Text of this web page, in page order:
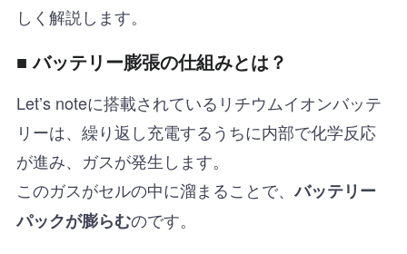
しく解説します。
■ バッテリー膨張の仕組みとは？
Let’s noteに搭載されているリチウムイオンバッテ
リーは、繰り返し充電するうちに内部で化学反応
が進み、ガスが発生します。
このガスがセルの中に溜まることで、バッテリー
パックが膨らむのです。